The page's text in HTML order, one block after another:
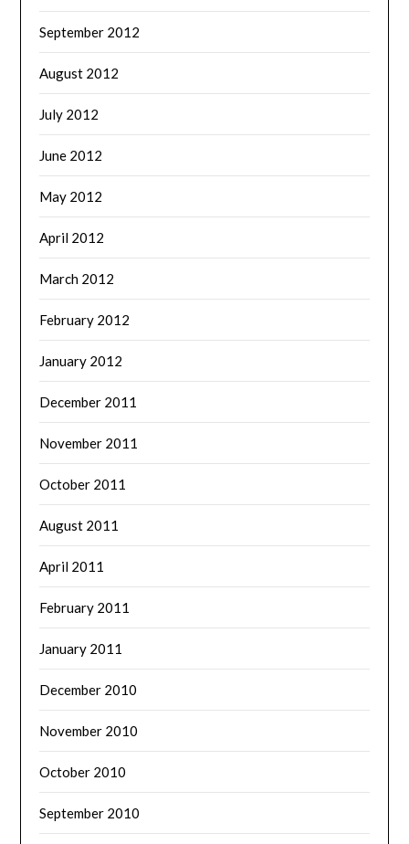
September 2012
August 2012
July 2012
June 2012
May 2012
April 2012
March 2012
February 2012
January 2012
December 2011
November 2011
October 2011
August 2011
April 2011
February 2011
January 2011
December 2010
November 2010
October 2010
September 2010